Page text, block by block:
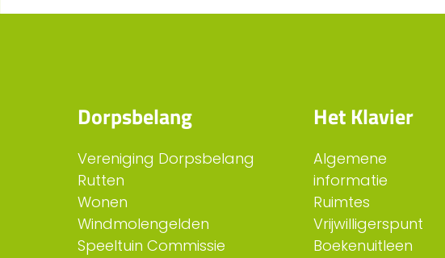
Dorpsbelang
Vereniging Dorpsbelang
Rutten
Wonen
Windmolengelden
Speeltuin Commissie
Het Klavier
Algemene
informatie
Ruimtes
Vrijwilligerspunt
Boekenuitleen